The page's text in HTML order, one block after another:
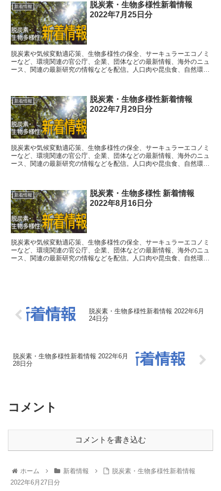
新着情報
脱炭素・生物多様性新着情報
2022年7月25日分
脱炭素や気候変動適応策、生物多様性の保全、サーキュラーエコノミ
ーなど、環境関連の官公庁、企業、団体などの最新情報、海外のニュ
ース、関連の最新研究の情報などを配信。人口肉や昆虫食、自然環境
新着情報
脱炭素・生物多様性新着情報
2022年7月29日分
脱炭素や気候変動適応策、生物多様性の保全、サーキュラーエコノミ
ーなど、環境関連の官公庁、企業、団体などの最新情報、海外のニュ
ース、関連の最新研究の情報などを配信。人口肉や昆虫食、自然環境
新着情報
脱炭素・生物多様性 新着情報
2022年8月16日分
脱炭素や気候変動適応策、生物多様性の保全、サーキュラーエコノミ
ーなど、環境関連の官公庁、企業、団体などの最新情報、海外のニュ
ース、関連の最新研究の情報などを配信。人口肉や昆虫食、自然環境
脱炭素・生物多様性新着情報 2022年6月
24日分
脱炭素・生物多様性新着情報 2022年6月
28日分
コメント
コメントを書き込む
ホーム 新着情報
脱炭素・生物多様性新着情報
2022年6月27日分